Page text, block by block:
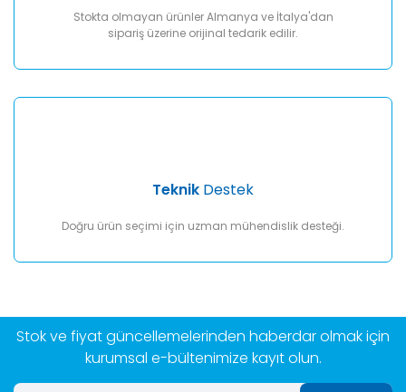
Stokta olmayan ürünler Almanya ve İtalya'dan
sipariş üzerine orijinal tedarik edilir.
Teknik Destek
Doğru ürün seçimi için uzman mühendislik desteği.
Stok ve fiyat güncellemelerinden haberdar olmak için
kurumsal e-bültenimize kayıt olun.